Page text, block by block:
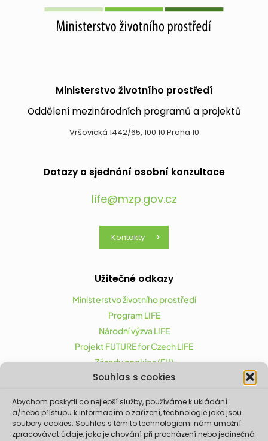
Souhlas s cookies
Abychom poskytli co nejlepší služby, používáme k ukládání
a/nebo přístupu k informacím o zařízení, technologie jako jsou
soubory cookies. Souhlas s těmito technologiemi nám umožní
zpracovávat údaje, jako je chování při procházení nebo jedinečná
Ministerstvo životního prostředí
Oddělení mezinárodních programů a projektů
Vršovická 1442/65, 100 10 Praha 10
Dotazy a sjednání osobní konzultace
life@mzp.gov.cz
Kontakty
Užitečné odkazy
Ministerstvo životního prostředí
Program LIFE
Národní výzva LIFE
Projekt FUTURE for Czech LIFE
Zásady cookies (EU)
Projekt FUTURE for Czech LIFE (LIFE21-CAP-CZ-LIFE
FOR CZECHIA) byl podpořen z finančního nástroje
Evropské unie LIFE.